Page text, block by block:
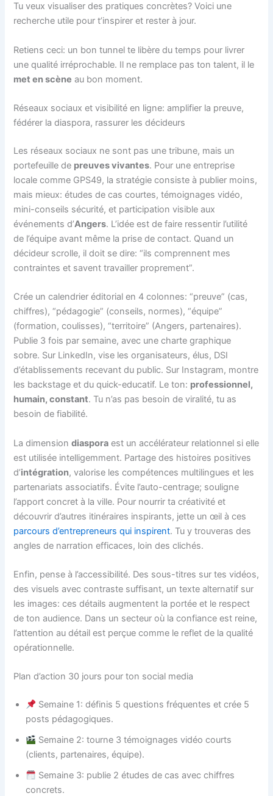
Tu veux visualiser des pratiques concrètes? Voici une
recherche utile pour t’inspirer et rester à jour.
Retiens ceci: un bon tunnel te libère du temps pour livrer
une qualité irréprochable. Il ne remplace pas ton talent, il le
met en scène au bon moment.
Réseaux sociaux et visibilité en ligne: amplifier la preuve,
fédérer la diaspora, rassurer les décideurs
Les réseaux sociaux ne sont pas une tribune, mais un
portefeuille de preuves vivantes. Pour une entreprise
locale comme GPS49, la stratégie consiste à publier moins,
mais mieux: études de cas courtes, témoignages vidéo,
mini-conseils sécurité, et participation visible aux
événements d’Angers. L’idée est de faire ressentir l’utilité
de l’équipe avant même la prise de contact. Quand un
décideur scrolle, il doit se dire: “ils comprennent mes
contraintes et savent travailler proprement”.
Crée un calendrier éditorial en 4 colonnes: “preuve” (cas,
chiffres), “pédagogie” (conseils, normes), “équipe”
(formation, coulisses), “territoire” (Angers, partenaires).
Publie 3 fois par semaine, avec une charte graphique
sobre. Sur LinkedIn, vise les organisateurs, élus, DSI
d’établissements recevant du public. Sur Instagram, montre
les backstage et du quick-educatif. Le ton: professionnel,
humain, constant. Tu n’as pas besoin de viralité, tu as
besoin de fiabilité.
La dimensiondiaspora est un accélérateur relationnel si elle
est utilisée intelligemment. Partage des histoires positives
d’intégration, valorise les compétences multilingues et les
partenariats associatifs. Évite l’auto-centrage; souligne
l’apport concret à la ville. Pour nourrir ta créativité et
découvrir d’autres itinéraires inspirants, jette un œil à ces
parcours d’entrepreneurs qui inspirent. Tu y trouveras des
angles de narration efficaces, loin des clichés.
Enfin, pense à l’accessibilité. Des sous-titres sur tes vidéos,
des visuels avec contraste suffisant, un texte alternatif sur
les images: ces détails augmentent la portée et le respect
de ton audience. Dans un secteur où la confiance est reine,
l’attention au détail est perçue comme le reflet de la qualité
opérationnelle.
Plan d’action 30 jours pour ton social media
Semaine 1: définis 5 questions fréquentes et crée 5
posts pédagogiques.
Semaine 2: tourne 3 témoignages vidéo courts
(clients, partenaires, équipe).
Semaine 3: publie 2 études de cas avec chiffres
concrets.